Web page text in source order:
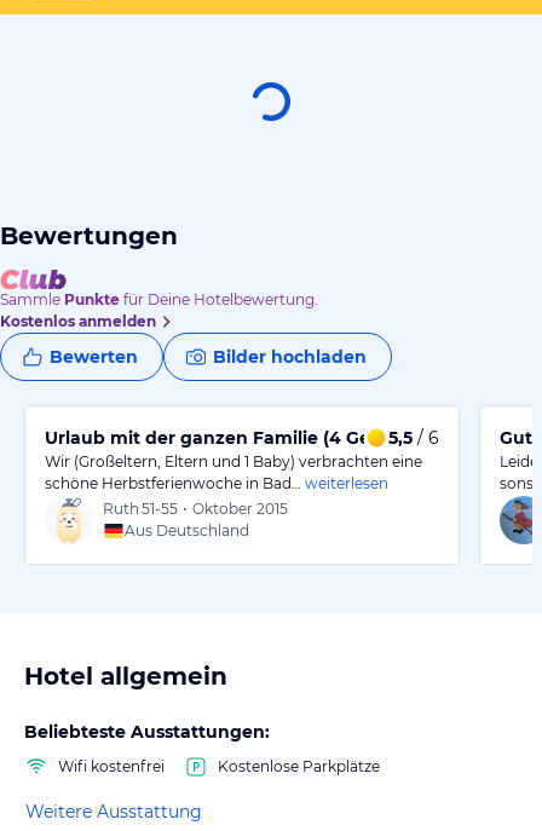
Bewertungen
Sammle Punkte für Deine Hotelbewertung.
Kostenlos anmelden
Bewerten Bilder hochladen
Urlaub mit der ganzen Familie (4 Generationen)
5,5 / 6
Wir (Großeltern, Eltern und 1 Baby) verbrachten eine
schöne Herbstferienwoche in Bad…
weiterlesen
Ruth 51-55 • Oktober 2015
Aus Deutschland
Gut
Hotel allgemein
Beliebteste Ausstattungen:
Wifi kostenfrei Kostenlose Parkplätze
Weitere Ausstattung